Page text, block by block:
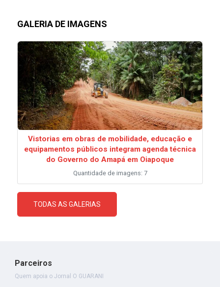
GALERIA DE IMAGENS
Vistorias em obras de mobilidade, educação e
equipamentos públicos integram agenda técnica
do Governo do Amapá em Oiapoque
Quantidade de imagens: 7
TODAS AS GALERIAS
Parceiros
Quem apoia o Jornal O GUARANI